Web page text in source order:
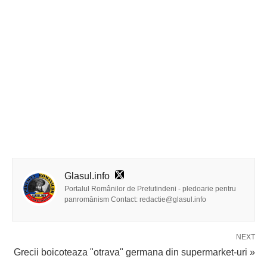
Glasul.info
Portalul Românilor de Pretutindeni - pledoarie pentru
panromânism Contact: redactie@glasul.info
NEXT
Grecii boicoteaza "otrava" germana din supermarket-uri »